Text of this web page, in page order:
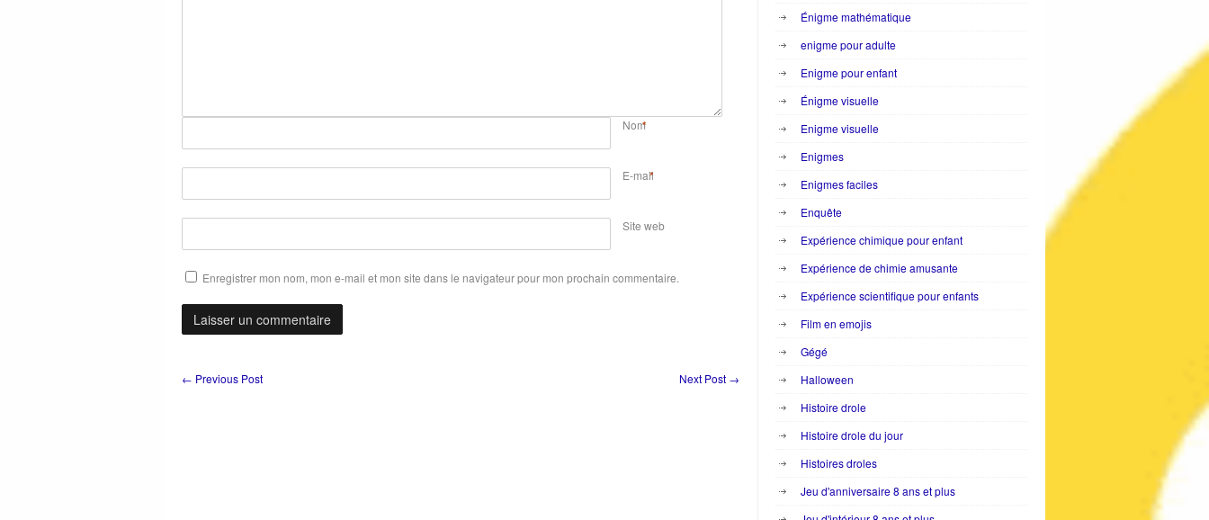
Nom*
E-mail
*
Site web
Enregistrer mon nom, mon e-mail et mon site dans le navigateur pour mon prochain commentaire.
← Previous Post Next Post →
Énigme mathématique
enigme pour adulte
Enigme pour enfant
Énigme visuelle
Enigme visuelle
Enigmes
Enigmes faciles
Enquête
Expérience chimique pour enfant
Expérience de chimie amusante
Expérience scientifique pour enfants
Film en emojis
Gégé
Halloween
Histoire drole
Histoire drole du jour
Histoires droles
Jeu d'anniversaire 8 ans et plus